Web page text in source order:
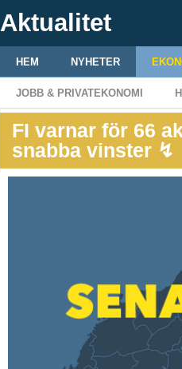
Aktualitet
HEM NYHETER
JOBB & PRIVATEKONOMI
FI varnar för 66
snabba vinster ↯